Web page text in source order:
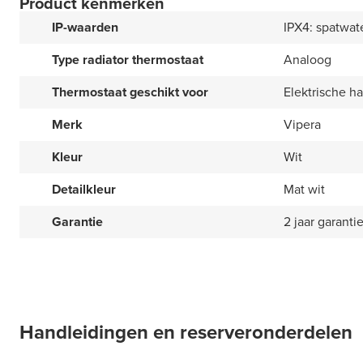
IP-waarden
IPX4:
Type radiator thermostaat
Analoog
Thermostaat geschikt voor
Elektrische
Merk
Vipera
Kleur
Wit
Detailkleur
Mat wit
Garantie
2 jaar garantie
Handleidingen en reserveronderdelen